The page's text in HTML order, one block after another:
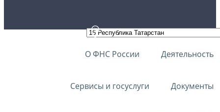
О ФНС России Деятельность
Сервисы и госуслуги Документы